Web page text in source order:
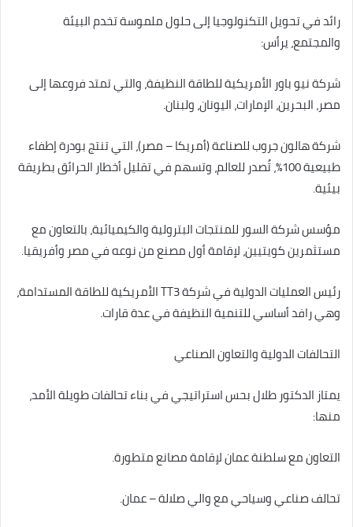
رائد في تحويل التكنولوجيا إلى حلول ملموسة تخدم البيئة
والمجتمع، يرأس:
شركة نيو باور الأمريكية للطاقة النظيفة، والتي تمتد فروعها إلى
مصر، البحرين، الإمارات، اليونان، ولبنان.
شركة هالون جروب للصناعة (أمريكا – مصر)، التي تنتج بودرة إطفاء
طبيعية 100%، تُصدر للعالم، وتسهم في تقليل أخطار الحرائق بطريقة
بيئية.
مؤسس شركة السور للمنتجات البترولية والكيميائية، بالتعاون مع
مستثمرين كويتيين، لإقامة أول مصنع من نوعه في مصر وأفريقيا.
رئيس العمليات الدولية في شركة TT3 الأمريكية للطاقة المستدامة،
وهي رافد أساسي للتنمية النظيفة في عدة قارات.
التحالفات الدولية والتعاون الصناعي
يمتاز الدكتور طلال بحس استراتيجي في بناء تحالفات طويلة الأمد،
منها:
التعاون مع سلطنة عمان لإقامة مصانع متطورة.
تحالف صناعي وسياحي مع والي صلالة – عمان.